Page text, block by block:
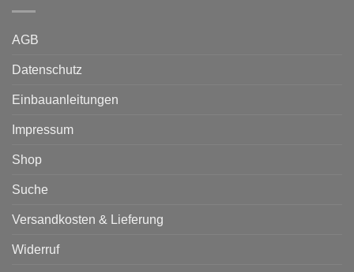
AGB
Datenschutz
Einbauanleitungen
Impressum
Shop
Suche
Versandkosten & Lieferung
Widerruf